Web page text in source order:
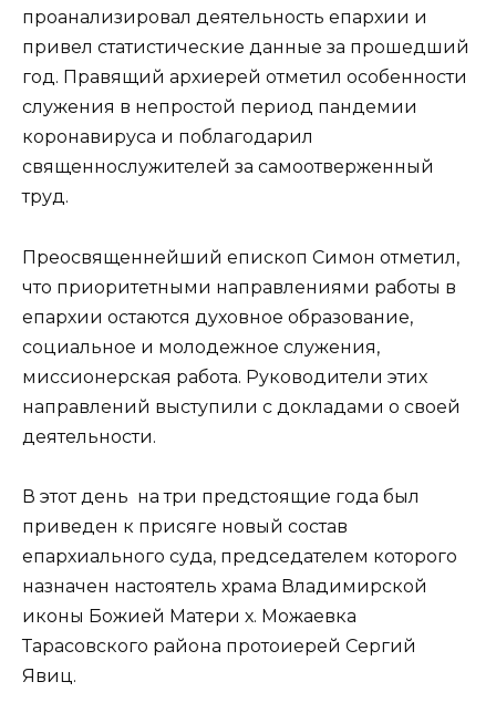
проанализировал деятельность епархии и
привел статистические данные за прошедший
год. Правящий архиерей отметил особенности
служения в непростой период пандемии
коронавируса и поблагодарил
священнослужителей за самоотверженный
труд.
Преосвященнейший епископ Симон отметил,
что приоритетными направлениями работы в
епархии остаются духовное образование,
социальное и молодежное служения,
миссионерская работа. Руководители этих
направлений выступили с докладами о своей
деятельности.
В этот день на три предстоящие года был
приведен к присяге новый состав
епархиального суда, председателем которого
назначен настоятель храма Владимирской
иконы Божией Матери х. Можаевка
Тарасовского района протоиерей Сергий
Явиц.